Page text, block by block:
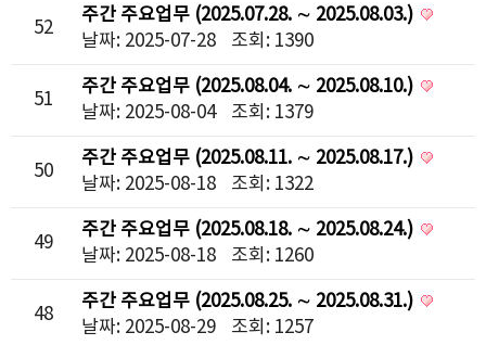
52
주간 주요업무 (2025.07.28. ∼ 2025.08.03.)
날짜: 2025-07-28
조회: 1390
51
주간 주요업무 (2025.08.04. ∼ 2025.08.10.)
날짜: 2025-08-04
조회: 1379
50
주간 주요업무 (2025.08.11. ∼ 2025.08.17.)
날짜: 2025-08-18
조회: 1322
49
주간 주요업무 (2025.08.18. ∼ 2025.08.24.)
날짜: 2025-08-18
조회: 1260
48
주간 주요업무 (2025.08.25. ∼ 2025.08.31.)
날짜: 2025-08-29
조회: 1257